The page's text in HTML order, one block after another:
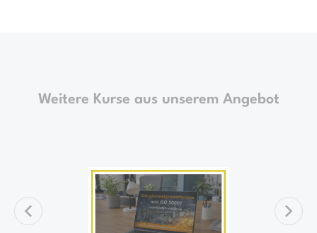
Weitere Kurse aus unserem Angebot